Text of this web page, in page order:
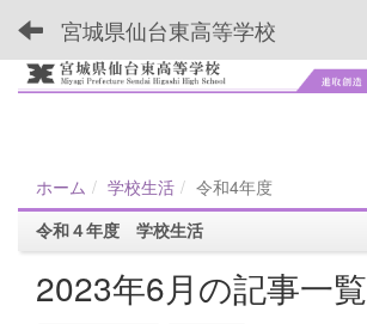
宮城県仙台東高等学校
ホーム 学校生活
令和4年度
令和４年度 学校生活
2023年6月の記事一覧